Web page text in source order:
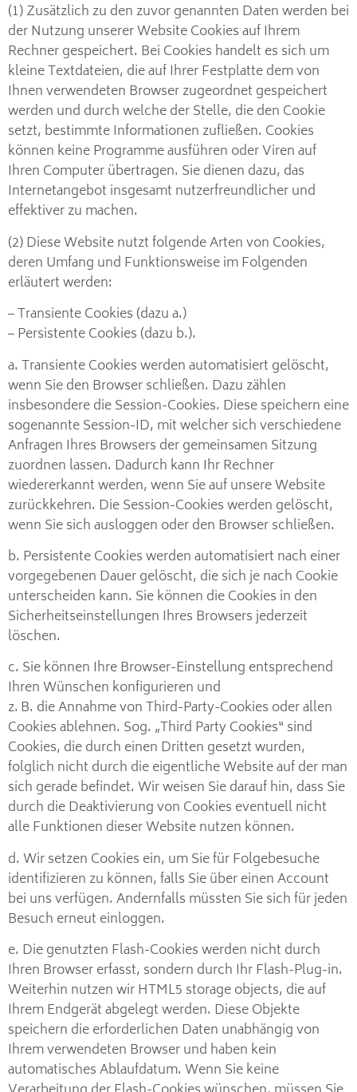
(1) Zusätzlich zu den zuvor genannten Daten werden bei
der Nutzung unserer Website Cookies auf Ihrem
Rechner gespeichert. Bei Cookies handelt es sich um
kleine Textdateien, die auf Ihrer Festplatte dem von
Ihnen verwendeten Browser zugeordnet gespeichert
werden und durch welche der Stelle, die den Cookie
setzt, bestimmte Informationen zufließen. Cookies
können keine Programme ausführen oder Viren auf
Ihren Computer übertragen. Sie dienen dazu, das
Internetangebot insgesamt nutzerfreundlicher und
effektiver zu machen.
(2) Diese Website nutzt folgende Arten von Cookies,
deren Umfang und Funktionsweise im Folgenden
erläutert werden:
– Transiente Cookies (dazu a.)
– Persistente Cookies (dazu b.).
a. Transiente Cookies werden automatisiert gelöscht,
wenn Sie den Browser schließen. Dazu zählen
insbesondere die Session-Cookies. Diese speichern eine
sogenannte Session-ID, mit welcher sich verschiedene
Anfragen Ihres Browsers der gemeinsamen Sitzung
zuordnen lassen. Dadurch kann Ihr Rechner
wiedererkannt werden, wenn Sie auf unsere Website
zurückkehren. Die Session-Cookies werden gelöscht,
wenn Sie sich ausloggen oder den Browser schließen.
b. Persistente Cookies werden automatisiert nach einer
vorgegebenen Dauer gelöscht, die sich je nach Cookie
unterscheiden kann. Sie können die Cookies in den
Sicherheitseinstellungen Ihres Browsers jederzeit
löschen.
c. Sie können Ihre Browser-Einstellung entsprechend
Ihren Wünschen konfigurieren und
z. B. die Annahme von Third-Party-Cookies oder allen
Cookies ablehnen. Sog. „Third Party Cookies“ sind
Cookies, die durch einen Dritten gesetzt wurden,
folglich nicht durch die eigentliche Website auf der man
sich gerade befindet. Wir weisen Sie darauf hin, dass Sie
durch die Deaktivierung von Cookies eventuell nicht
alle Funktionen dieser Website nutzen können.
d. Wir setzen Cookies ein, um Sie für Folgebesuche
identifizieren zu können, falls Sie über einen Account
bei uns verfügen. Andernfalls müssten Sie sich für jeden
Besuch erneut einloggen.
e. Die genutzten Flash-Cookies werden nicht durch
Ihren Browser erfasst, sondern durch Ihr Flash-Plug-in.
Weiterhin nutzen wir HTML5 storage objects, die auf
Ihrem Endgerät abgelegt werden. Diese Objekte
speichern die erforderlichen Daten unabhängig von
Ihrem verwendeten Browser und haben kein
automatisches Ablaufdatum. Wenn Sie keine